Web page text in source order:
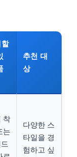
추천 대
상
착
는
다양한 스
타일을 경
험하고 싶